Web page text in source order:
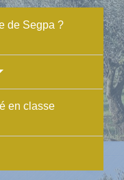
de Segpa ?
en classe